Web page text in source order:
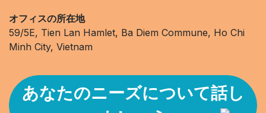
オフィスの所在地
59/5E, Tien Lan Hamlet, Ba Diem Commune, Ho Chi
Minh City, Vietnam
あなたのニーズについて話し